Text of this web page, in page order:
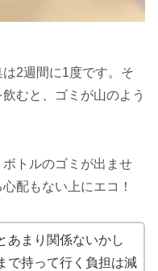
2週間に1度です。そ
むと、ゴミが山のよう
トルのゴミが出ませ
配もない上にエコ！
あまり関係ないかし
で持って行く負担は減